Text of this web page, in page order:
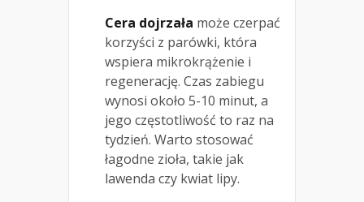
Cera dojrzała może czerpać
korzyści z parówki, która
wspiera mikrokrążenie i
regenerację. Czas zabiegu
wynosi około 5-10 minut, a
jego częstotliwość to raz na
tydzień. Warto stosować
łagodne zioła, takie jak
lawenda czy kwiat lipy.